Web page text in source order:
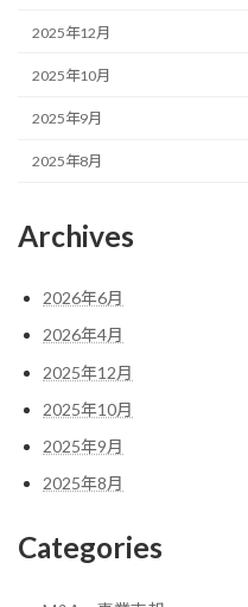
2025年12月
2025年10月
2025年9月
2025年8月
Archives
2026年6月
2026年4月
2025年12月
2025年10月
2025年9月
2025年8月
Categories